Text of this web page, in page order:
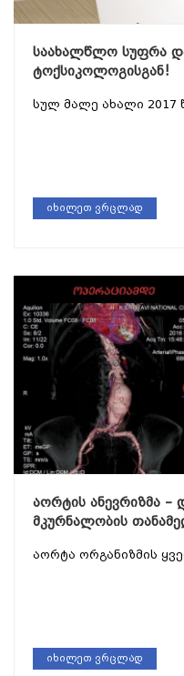
საახალწლო სუფრა და
ტოქსიკოლოგისგან!
სულ მალე ახალი 2017
იხილეთ ვრცლად
აორტის ანევრიზმა –
მკურნალობის
აორტა ორგანიზმის
იხილეთ ვრცლად